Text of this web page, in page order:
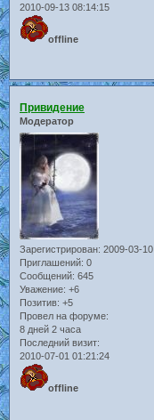
2010-09-13 08:14:15
offline
Привидение
Модератор
Зарегистрирован: 2009-03-10
Приглашений: 0
Сообщений: 645
Уважение: +6
Позитив: +5
Провел на форуме:
8 дней 2 часа
Последний визит:
2010-07-01 01:21:24
offline